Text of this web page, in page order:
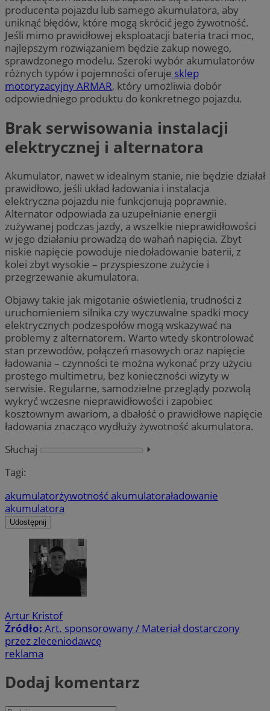
producenta pojazdu lub samego akumulatora, aby
uniknąć błędów, które mogą skrócić jego żywotność.
Jeśli mimo prawidłowej eksploatacji bateria traci moc,
najlepszym rozwiązaniem będzie zakup nowego,
sprawdzonego modelu. Szeroki wybór akumulatorów
różnych typów i pojemności oferuje sklep
motoryzacyjny ARMAR, który umożliwia dobór
odpowiedniego produktu do konkretnego pojazdu.
Brak serwisowania instalacji
elektrycznej i alternatora
Akumulator, nawet w idealnym stanie, nie będzie działał
prawidłowo, jeśli układ ładowania i instalacja
elektryczna pojazdu nie funkcjonują poprawnie.
Alternator odpowiada za uzupełnianie energii
zużywanej podczas jazdy, a wszelkie nieprawidłowości
w jego działaniu prowadzą do wahań napięcia. Zbyt
niskie napięcie powoduje niedoładowanie baterii, z
kolei zbyt wysokie – przyspieszone zużycie i
przegrzewanie akumulatora.
Objawy takie jak migotanie oświetlenia, trudności z
uruchomieniem silnika czy wyczuwalne spadki mocy
elektrycznych podzespołów mogą wskazywać na
problemy z alternatorem. Warto wtedy skontrolować
stan przewodów, połączeń masowych oraz napięcie
ładowania – czynności te można wykonać przy użyciu
prostego multimetru, bez konieczności wizyty w
serwisie. Regularne, samodzielne przeglądy pozwolą
wykryć wczesne nieprawidłowości i zapobiec
kosztownym awariom, a dbałość o prawidłowe napięcie
ładowania znacząco wydłuży żywotność akumulatora.
Słuchaj
⏵︎
Tagi:
akumulatorżywotność akumulatoraładowanie
akumulatora
Udostępnij
Artur Kristof
Źródło: Art. sponsorowany / Materiał dostarczony
przez zleceniodawcę
reklama
Dodaj komentarz